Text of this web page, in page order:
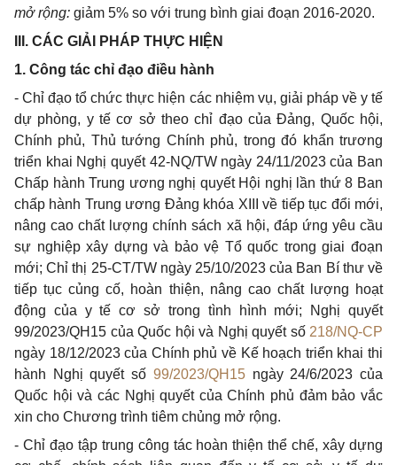
mở rộng: giảm 5% so với trung bình giai đoạn 2016-2020.
III. CÁC GIẢI PHÁP THỰC HIỆN
1. Công tác chỉ đạo điều hành
-Chỉ đạotổ chức thực hiện các nhiệm vụ, giải pháp về y tế
dự phòng, y tế cơ sở theo chỉ đạo của Đảng, Quốc hội,
Chính phủ, Thủ tướng Chính phủ, trong đó khẩn trương
triển khai Nghị quyết 42-NQ/TW ngày 24/11/2023 của Ban
Chấp hành Trung ương nghị quyết Hội nghị lần thứ 8 Ban
chấp hành Trung ương Đảng khóa XIII về tiếp tục đổi mới,
nâng cao chất lượng chính sách xã hội, đáp ứng yêu cầu
sự nghiệp xây dựng và bảo vệ Tổ quốc trong giai đoạn
mới; Chỉ thị 25-CT/TW ngày 25/10/2023 của Ban Bí thư về
tiếp tục củng cố, hoàn thiện, nâng cao chất lượng hoạt
động của y tế cơ sở trong tình hình mới; Nghị quyết
99/2023/QH 15 của Quốc hội và Nghị quyết số 218/NQ-CP
ngày 18/12/2023 của Chính phủ về Kế hoạch triển khai thi
hành Nghị quyếtsố 99/2023/QH15ngày 24/6/2023 của
Quốc hội và các Nghị quyết của Chính phủ đảm bảo vắc
xin cho Chương trình tiêm chủng mở rộng.
- Chỉ đạo tập trung công tác hoàn thiện thể chế, xây dựng